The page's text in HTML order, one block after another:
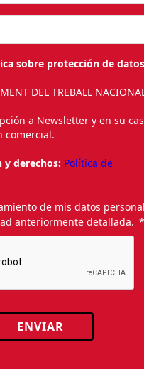
sobre protección de
DEL TREBALL
a Newsletter y en su
comercial.
y derechos: Política de
de mis datos
anteriormente detallada.
ENVIAR